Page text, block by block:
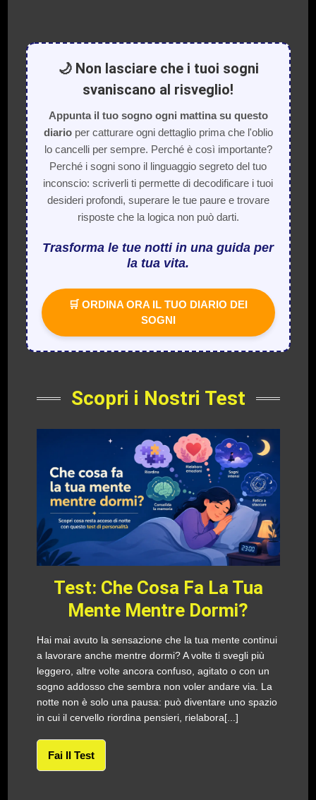
🌙 Non lasciare che i tuoi sogni
svaniscano al risveglio!
Appunta il tuo sogno ogni mattina su questo
diarioper catturare ogni dettaglio prima che l'oblio
lo cancelli per sempre. Perché è così importante?
Perché i sogni sono il linguaggio segreto del tuo
inconscio: scriverli ti permette di decodificare i tuoi
desideri profondi, superare le tue paure e trovare
risposte che la logica non può darti.
Trasforma le tue notti in una guida per
la tua vita.
🛒 ORDINA ORA IL TUO DIARIO DEI
SOGNI
Scopri i Nostri Test
Test: Che Cosa Fa La Tua
Mente Mentre Dormi?
Hai mai avuto la sensazione che la tua mente continui
a lavorare anche mentre dormi? A volte ti svegli più
leggero, altre volte ancora confuso, agitato o con un
sogno addosso che sembra non voler andare via. La
notte non è solo una pausa: può diventare uno spazio
in cui il cervello riordina pensieri, rielabora[...]
Fai Il Test